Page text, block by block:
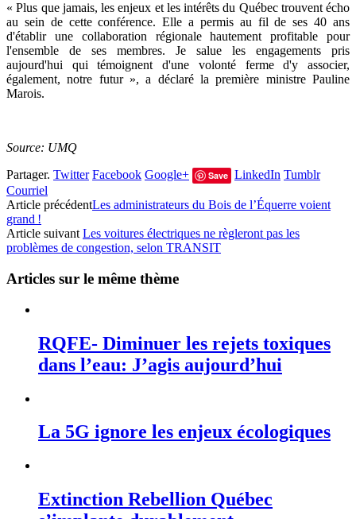
« Plus que jamais, les enjeux et les intérêts du Québec trouvent écho
au sein de cette conférence. Elle a permis au fil de ses 40 ans
d'établir une collaboration régionale hautement profitable pour
l'ensemble de ses membres. Je salue les engagements pris
aujourd'hui qui témoignent d'une volonté ferme d'y associer,
également, notre futur », a déclaré la première ministre Pauline
Marois.
Source: UMQ
Partager. Twitter Facebook Google+ Save LinkedIn Tumblr
Courriel
Article précédentLes administrateurs du Bois de l’Équerre voient
grand !
Article suivant Les voitures électriques ne règleront pas les
problèmes de congestion, selon TRANSIT
Articles sur le même thème
RQFE- Diminuer les rejets toxiques
dans l’eau: J’agis aujourd’hui
La 5G ignore les enjeux écologiques
Extinction Rebellion Québec